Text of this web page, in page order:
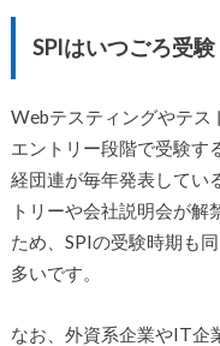
SPIはいつごろ受験
Webテスティングやテス
エントリー段階で受験す
経団連が毎年発表してい
トリーや会社説明会が
ため、SPIの受験時期も
多いです。
なお、外資系企業やIT企